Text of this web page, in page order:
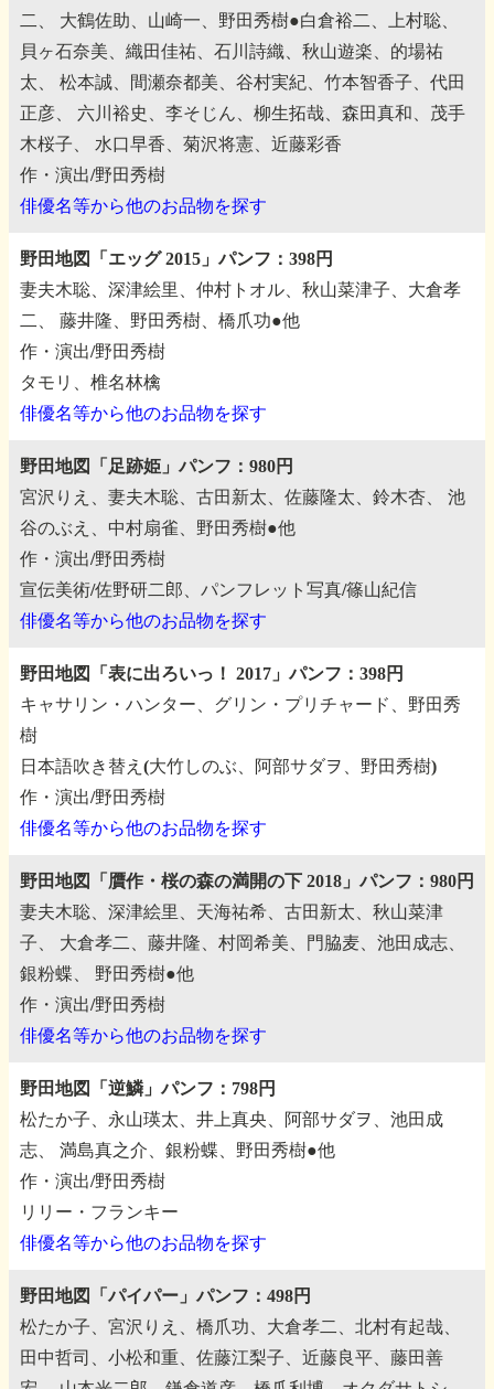
二、
大鶴佐助、山崎一、野田秀樹●白倉裕二、上村聡、
貝ヶ石奈美、織田佳祐、石川詩織、秋山遊楽、的場祐
太、
松本誠、間瀬奈都美、谷村実紀、竹本智香子、代田
正彦、
六川裕史、李そじん、柳生拓哉、森田真和、茂手
木桜子、
水口早香、菊沢将憲、近藤彩香
作・演出/野田秀樹
俳優名等から他のお品物を探す
野田地図「エッグ 2015」パンフ：398円
妻夫木聡、深津絵里、仲村トオル、秋山菜津子、大倉孝
二、
藤井隆、野田秀樹、橋爪功●他
作・演出/野田秀樹
タモリ、椎名林檎
俳優名等から他のお品物を探す
野田地図「足跡姫」パンフ：980円
宮沢りえ、妻夫木聡、古田新太、佐藤隆太、鈴木杏、
池
谷のぶえ、中村扇雀、野田秀樹●他
作・演出/野田秀樹
宣伝美術/佐野研二郎、パンフレット写真/篠山紀信
俳優名等から他のお品物を探す
野田地図「表に出ろいっ！ 2017」パンフ：398円
キャサリン・ハンター、グリン・プリチャード、野田秀
樹
日本語吹き替え(大竹しのぶ、阿部サダヲ、野田秀樹)
作・演出/野田秀樹
俳優名等から他のお品物を探す
野田地図「贋作・桜の森の満開の下 2018」パンフ：980円
妻夫木聡、深津絵里、天海祐希、古田新太、秋山菜津
子、
大倉孝二、藤井隆、村岡希美、門脇麦、池田成志、
銀粉蝶、
野田秀樹●他
作・演出/野田秀樹
俳優名等から他のお品物を探す
野田地図「逆鱗」パンフ：798円
松たか子、永山瑛太、井上真央、阿部サダヲ、池田成
志、
満島真之介、銀粉蝶、野田秀樹●他
作・演出/野田秀樹
リリー・フランキー
俳優名等から他のお品物を探す
野田地図「パイパー」パンフ：498円
松たか子、宮沢りえ、橋爪功、大倉孝二、北村有起哉、
田中哲司、小松和重、佐藤江梨子、近藤良平、藤田善